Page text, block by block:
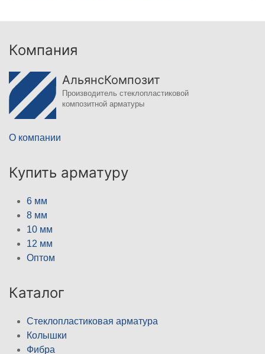
Компания
АльянсКомпозит
Производитель стеклопластиковой
композитной арматуры
О компании
Купить арматуру
6 мм
8 мм
10 мм
12 мм
Оптом
Каталог
Стеклопластиковая арматура
Колышки
Фибра